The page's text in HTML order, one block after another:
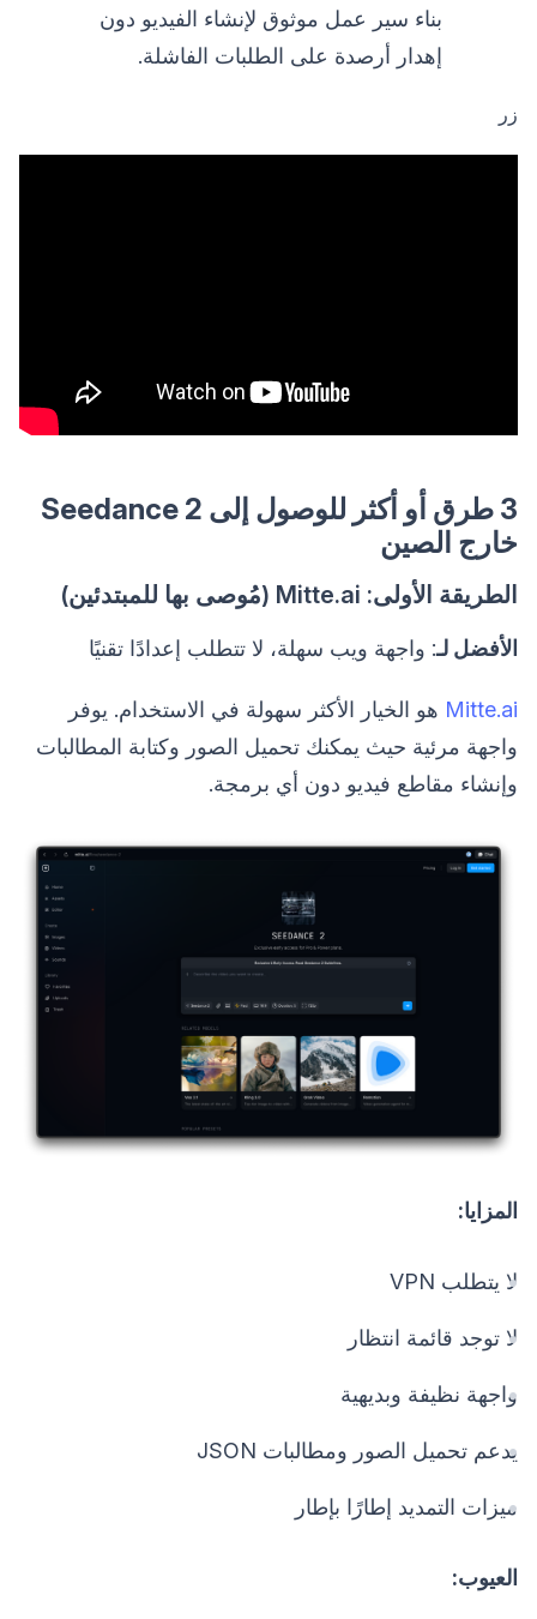
بناء سير عمل موثوق لإنشاء الفيديو دون
إهدار أرصدة على الطلبات الفاشلة.
زر
3 طرق أو أكثر للوصول إلى Seedance 2
خارج الصين
الطريقة الأولى: Mitte.ai (مُوصى بها للمبتدئين)
الأفضل لـ: واجهة ويب سهلة، لا تتطلب إعدادًا تقنيًا
Mitte.ai هو الخيار الأكثر سهولة في الاستخدام. يوفر
واجهة مرئية حيث يمكنك تحميل الصور وكتابة المطالبات
وإنشاء مقاطع فيديو دون أي برمجة.
المزايا:
لا يتطلب VPN
لا توجد قائمة انتظار
واجهة نظيفة وبديهية
يدعم تحميل الصور ومطالبات JSON
ميزات التمديد إطارًا بإطار
العيوب: